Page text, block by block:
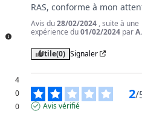
4
0
0
RAS, conforme à mon
Avis du28/02/2024 , suite à une
expérience du01/02/2024 par
Utile(0) Signaler
2/
Avis vérifié